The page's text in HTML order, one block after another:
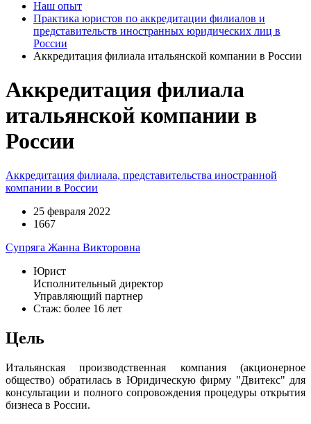
Наш опыт
Практика юристов по аккредитации филиалов и
представительств иностранных юридических лиц в
России
Аккредитация филиала итальянской компании в России
Аккредитация филиала
итальянской компании в
России
Аккредитация филиала, представительства иностранной
компании в России
25 февраля 2022
1667
Супряга Жанна Викторовна
Юрист
Исполнительный директор
Управляющий партнер
Стаж: более 16 лет
Цель
Итальянская производственная компания (акционерное
общество) обратилась в Юридическую фирму "Двитекс" для
консультации и полного сопровождения процедуры открытия
бизнеса в России.